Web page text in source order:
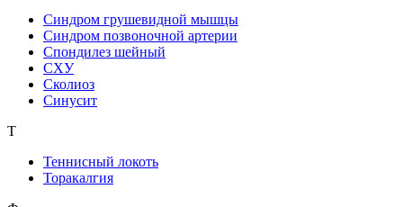
Синдром грушевидной мышцы
Синдром позвоночной артерии
Спондилез шейный
СХУ
Сколиоз
Синусит
Т
Теннисный локоть
Торакалгия